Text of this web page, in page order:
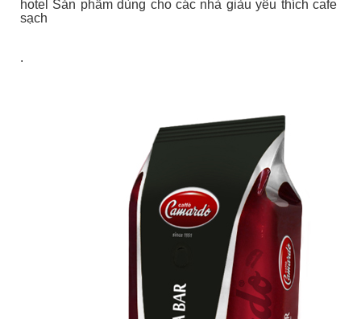
hotel Sản phẩm dùng cho các nhà giàu yêu thích cafe
sạch
.